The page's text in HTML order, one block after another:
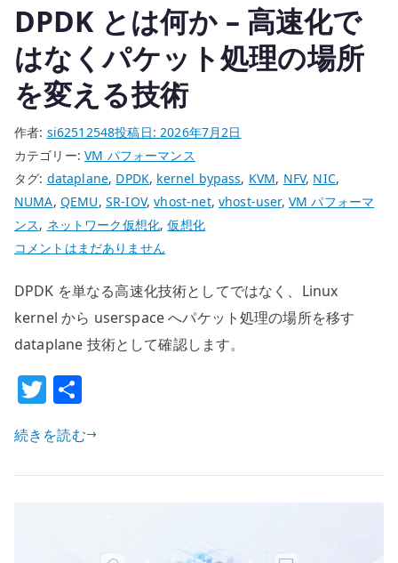
問
題
に
な
る
へ
の
DPDK とは何か – 高速化で
はなくパケット処理の場所
を変える技術
作者: si62512548投稿日: 2026年7月2日
カテゴリー:VM パフォーマンス
タグ: dataplane, DPDK, kernel bypass, KVM, NFV, NIC,
NUMA, QEMU, SR-IOV,vhost-net,vhost-user, VM パフォーマ
ンス, ネットワーク仮想化,仮想化
DPDK
は
何
か
高
速
化
は
コメントはまだありません
DPDK を単なる高速化技術としてではなく、Linux
kernel から userspace へパケット処理の場所を移す
dataplane 技術として確認します。
T
w
it
te
続きを読む